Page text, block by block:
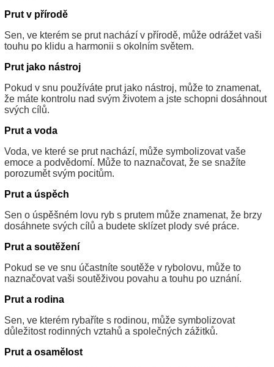
Prut v přírodě
Sen, ve kterém se prut nachází v přírodě, může odrážet vaši
touhu po klidu a harmonii s okolním světem.
Prut jako nástroj
Pokud v snu používáte prut jako nástroj, může to znamenat,
že máte kontrolu nad svým životem a jste schopni dosáhnout
svých cílů.
Prut a voda
Voda, ve které se prut nachází, může symbolizovat vaše
emoce a podvědomí. Může to naznačovat, že se snažíte
porozumět svým pocitům.
Prut a úspěch
Sen o úspěšném lovu ryb s prutem může znamenat, že brzy
dosáhnete svých cílů a budete sklízet plody své práce.
Prut a soutěžení
Pokud se ve snu účastníte soutěže v rybolovu, může to
naznačovat vaši soutěživou povahu a touhu po uznání.
Prut a rodina
Sen, ve kterém rybaříte s rodinou, může symbolizovat
důležitost rodinných vztahů a společných zážitků.
Prut a osamělost